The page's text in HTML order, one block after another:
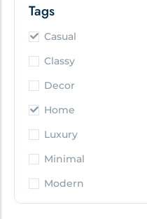
Tags
Casual
Classy
Decor
Home
Luxury
Minimal
Modern